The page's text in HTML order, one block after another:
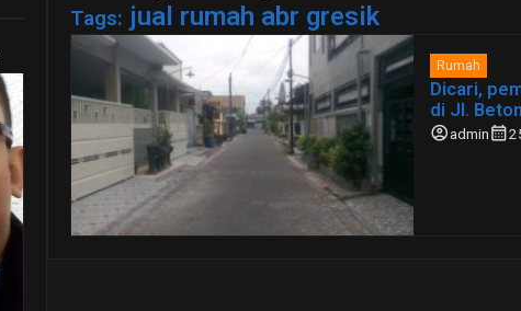
Tags: jual rumah abr gresik
Rumah
Dicari,
di Jl.
account_circleadmincalendar_month